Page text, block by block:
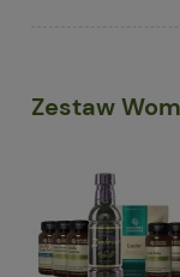
Zestaw